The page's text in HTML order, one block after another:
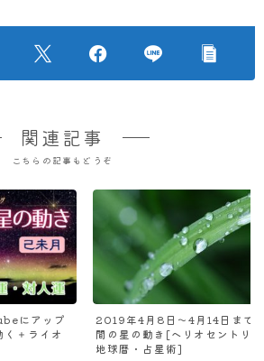
関連記事
こちらの記事もどうぞ
にアップ
く＋ライオ
2019年4月8日～4月14日まで
間の星の動き[ヘリオセントリ
地球暦・占星術]